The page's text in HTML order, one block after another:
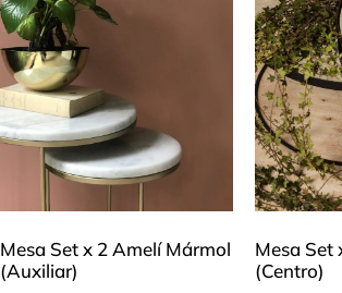
Mesa Set x 2 Amelí Mármol
(Auxiliar)
Mesa Set
(Centro)